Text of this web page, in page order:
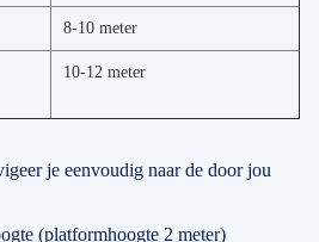
8-10 meter
10-12 meter
je eenvoudig naar de door jou
(platformhoogte 2 meter)